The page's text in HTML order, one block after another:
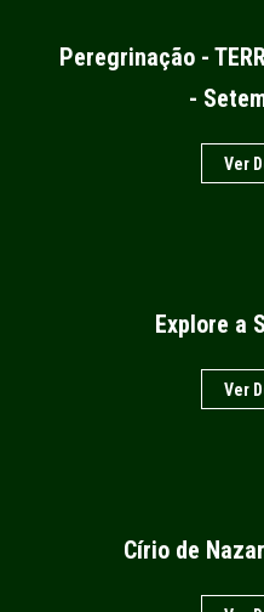
Peregrinação -
-
Ver
Explore a
Ver
Círio de